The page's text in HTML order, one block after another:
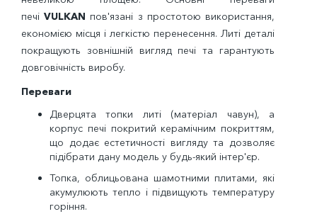
печіVULKAN пов'язані з простотою використання,
економією місця і легкістю перенесення. Литі деталі
покращують зовнішній вигляд печі та гарантують
довговічність виробу.
Переваги
Дверцята топки литі (матеріал чавун), а
корпус печі покритий керамічним покриттям,
що додає естетичності вигляду та дозволяє
підібрати дану модель у будь-який інтер'єр.
Топка, облицьована шамотними плитами, які
акумулюють тепло і підвищують температуру
горіння.